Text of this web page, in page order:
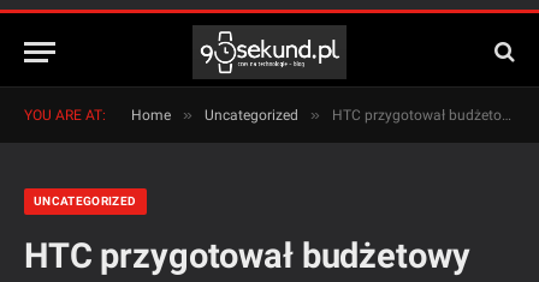
YOU ARE AT: Home » Uncategorized » HTC przygotował budżetowy smartfon, a ja mam na niego alergię
UNCATEGORIZED
HTC przygotował budżetowy